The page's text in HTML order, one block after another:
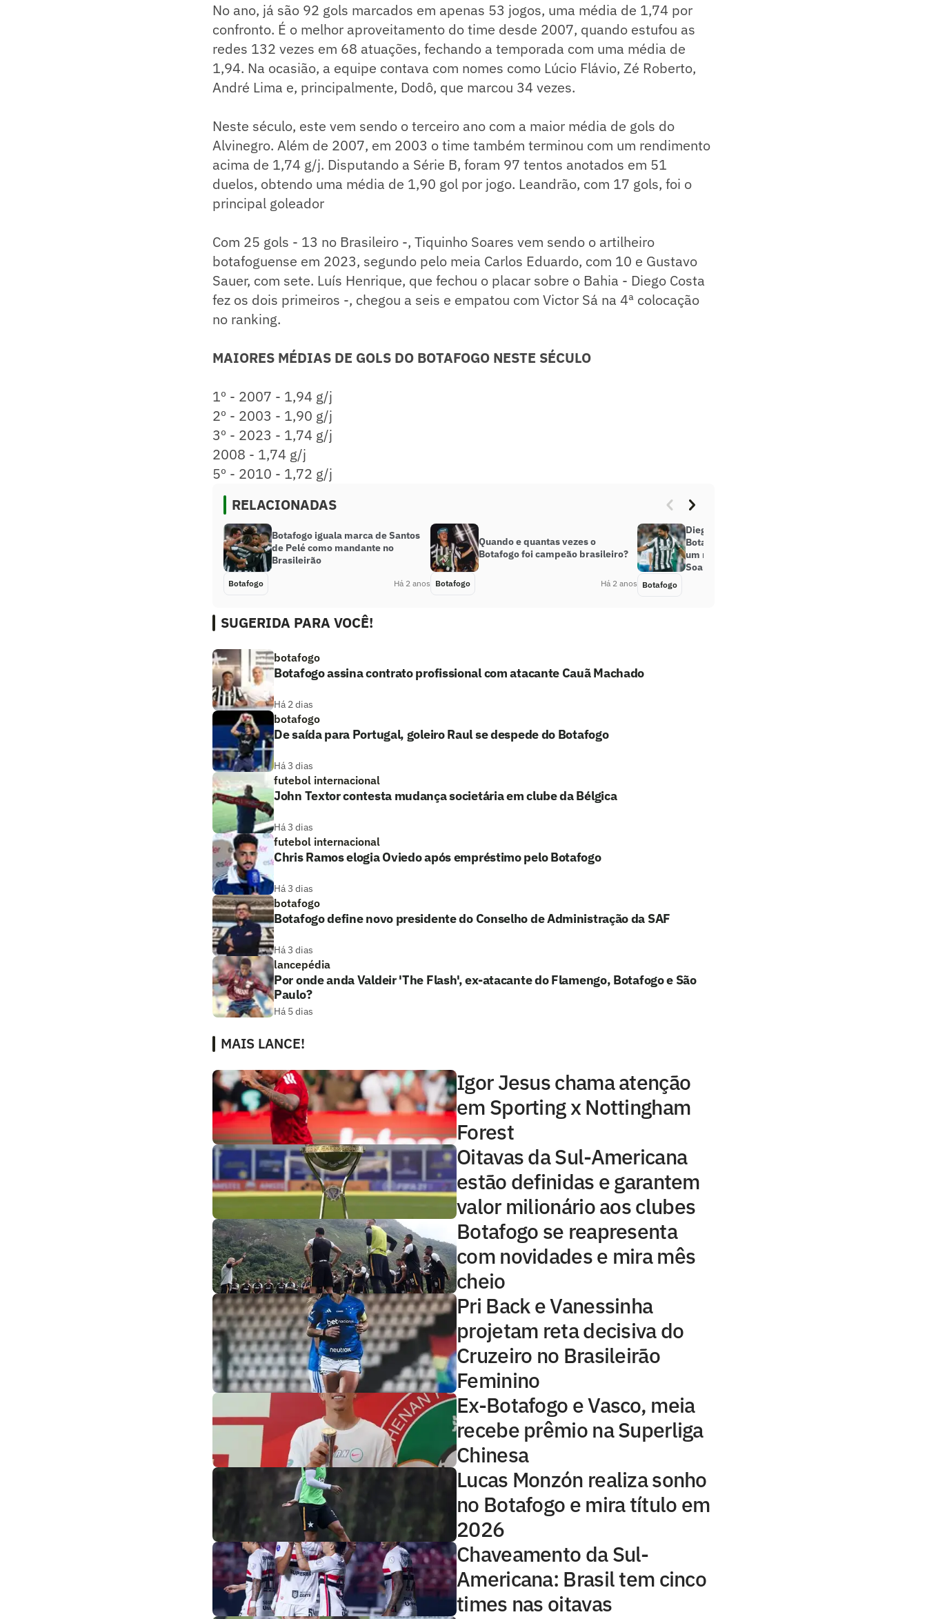
No ano, já são 92 gols marcados em apenas 53 jogos, uma média de 1,74 por
confronto. É o melhor aproveitamento do time desde 2007, quando estufou as
redes 132 vezes em 68 atuações, fechando a temporada com uma média de
1,94. Na ocasião, a equipe contava com nomes como Lúcio Flávio, Zé Roberto,
André Lima e, principalmente, Dodô, que marcou 34 vezes.
Neste século, este vem sendo o terceiro ano com a maior média de gols do
Alvinegro. Além de 2007, em 2003 o time também terminou com um rendimento
acima de 1,74 g/j. Disputando a Série B, foram 97 tentos anotados em 51
duelos, obtendo uma média de 1,90 gol por jogo. Leandrão, com 17 gols, foi o
principal goleador
Com 25 gols - 13 no Brasileiro -, Tiquinho Soares vem sendo o artilheiro
botafoguense em 2023, segundo pelo meia Carlos Eduardo, com 10 e Gustavo
Sauer, com sete. Luís Henrique, que fechou o placar sobre o Bahia - Diego Costa
fez os dois primeiros -, chegou a seis e empatou com Victor Sá na 4ª colocação
no ranking.
MAIORES MÉDIAS DE GOLS DO BOTAFOGO NESTE SÉCULO
1º - 2007 - 1,94 g/j
2º - 2003 - 1,90 g/j
3º - 2023 - 1,74 g/j
2008 - 1,74 g/j
5º - 2010 - 1,72 g/j
RELACIONADAS
Botafogo iguala marca de Santos
de Pelé como mandante no
Brasileirão
Botafogo Há 2 anos
Quando e quantas vezes o
Botafogo foi campeão brasileiro?
Botafogo Há 2 anos
Diego Costa se apresenta no
Botafogo com dois gols e prova ser
um reserva de luxo para Tiquinho
Soares
Botafogo
SUGERIDA PARA VOCÊ!
botafogo
Botafogo assina contrato profissional com atacante Cauã Machado
Há 2 dias
botafogo
De saída para Portugal, goleiro Raul se despede do Botafogo
Há 3 dias
futebol internacional
John Textor contesta mudança societária em clube da Bélgica
Há 3 dias
futebol internacional
Chris Ramos elogia Oviedo após empréstimo pelo Botafogo
Há 3 dias
botafogo
Botafogo define novo presidente do Conselho de Administração da SAF
Há 3 dias
lancepédia
Por onde anda Valdeir 'The Flash', ex-atacante do Flamengo, Botafogo e São
Paulo?
Há 5 dias
MAIS LANCE!
Igor Jesus chama atenção
em Sporting x Nottingham
Forest
Oitavas da Sul-Americana
estão definidas e garantem
valor milionário aos clubes
Botafogo se reapresenta
com novidades e mira mês
cheio
Pri Back e Vanessinha
projetam reta decisiva do
Cruzeiro no Brasileirão
Feminino
Ex-Botafogo e Vasco, meia
recebe prêmio na Superliga
Chinesa
Lucas Monzón realiza sonho
no Botafogo e mira título em
2026
Chaveamento da Sul-
Americana: Brasil tem cinco
times nas oitavas